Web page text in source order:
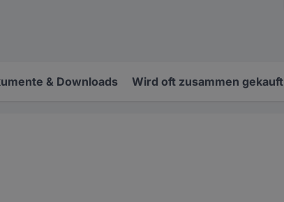
& Downloads Wird oft zusammen gekauft